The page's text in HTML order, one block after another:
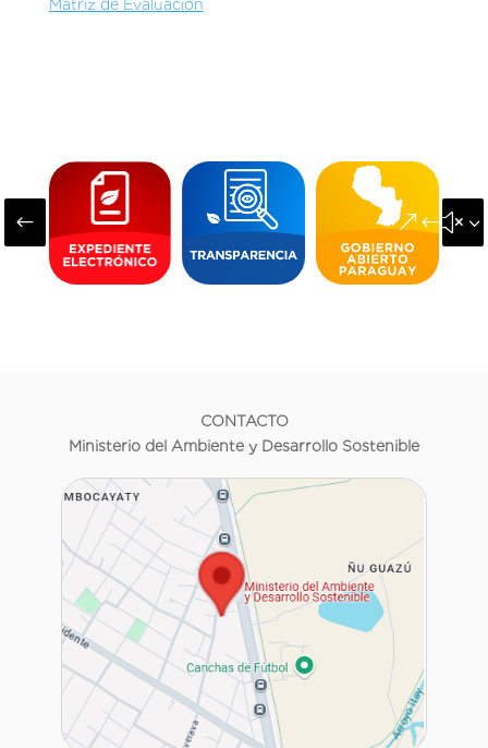
Matriz de Evaluación
#
CONTACTO
Ministerio del Ambiente y Desarrollo Sostenible